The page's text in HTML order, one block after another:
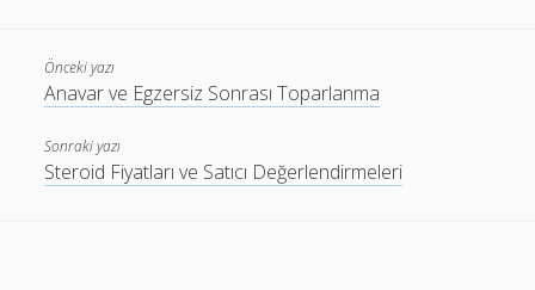
Önceki yazı
Anavar ve Egzersiz Sonrası Toparlanma
Sonraki yazı
Steroid Fiyatları ve Satıcı Değerlendirmeleri